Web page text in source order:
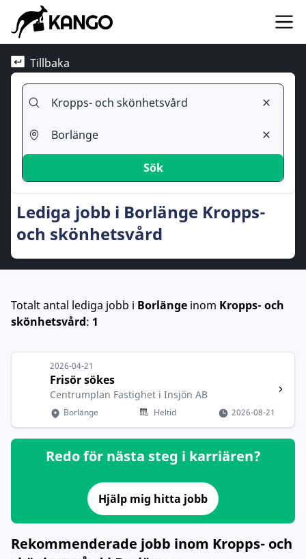
Tillbaka
Sök
Lediga jobb i Borlänge Kropps-
och skönhetsvård
Totalt antal lediga jobb i Borlänge inom Kropps- och
skönhetsvård: 1
2026-04-21
Frisör sökes
Centrumplan Fastighet i Insjön AB
Borlänge Heltid 2026-08-21
Redo för nästa steg i karriären?
Hjälp mig hitta jobb
Rekommenderade jobb inom Kropps- och